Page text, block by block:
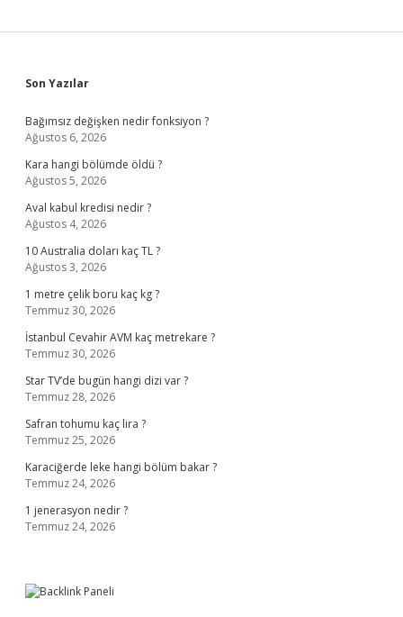
Sidebar
Son Yazılar
Bağımsız değişken nedir fonksiyon ?
Ağustos 6, 2026
Kara hangi bölümde öldü ?
Ağustos 5, 2026
Aval kabul kredisi nedir ?
Ağustos 4, 2026
10 Australia doları kaç TL ?
Ağustos 3, 2026
1 metre çelik boru kaç kg ?
Temmuz 30, 2026
İstanbul Cevahir AVM kaç metrekare ?
Temmuz 30, 2026
Star TV’de bugün hangi dizi var ?
Temmuz 28, 2026
Safran tohumu kaç lira ?
Temmuz 25, 2026
Karaciğerde leke hangi bölüm bakar ?
Temmuz 24, 2026
1 jenerasyon nedir ?
Temmuz 24, 2026